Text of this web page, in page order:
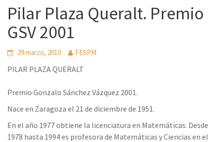
Pilar Plaza Queralt. Premio
GSV 2001
29 marzo, 2010 FESPM
PILAR PLAZA QUERALT
Premio Gonzalo Sánchez Vázquez 2001.
Nace en Zaragoza el 21 de diciembre de 1951.
En el año 1977 obtiene la licenciatura en Matemáticas. Desde
1978 hasta 1994 es profesora de Matemáticas y Ciencias en el